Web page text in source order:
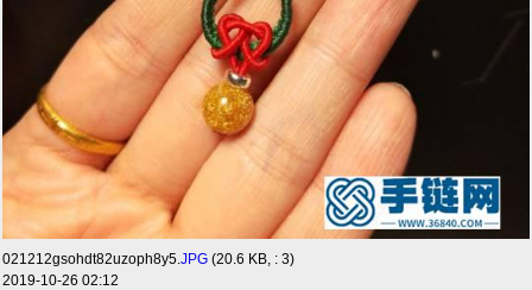
021212gsohdt82uzoph8y5.JPG (20.6 KB, : 3)
2019-10-26 02:12